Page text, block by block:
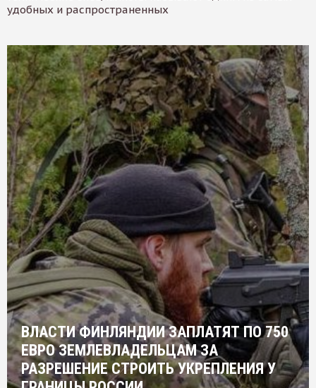
удобных и распространенных
ВЛАСТИ ФИНЛЯНДИИ ЗАПЛАТЯТ ПО 750
ЕВРО ЗЕМЛЕВЛАДЕЛЬЦАМ ЗА
РАЗРЕШЕНИЕ СТРОИТЬ УКРЕПЛЕНИЯ У